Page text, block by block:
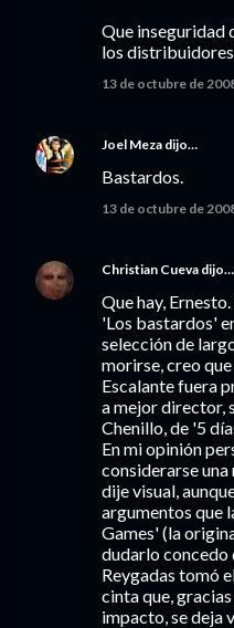
Que inseguridad
los
13 de octubre de
Joel Meza dijo…
Bastardos.
13 de octubre de
Christian Cueva dijo…
Que hay,
'Los bastardos'
selección de
morirse, creo
Escalante fuera
a mejor director,
Chenillo, de '5
En mi opinión
considerarse
dije visual,
argumentos que
Games' (la
dudarlo concedo
Reygadas tomó
cinta que,
impacto, se deja